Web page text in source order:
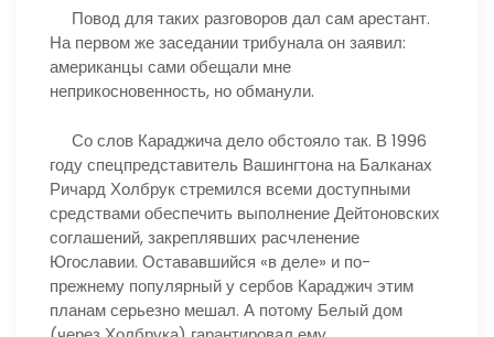
Повод для таких разговоров дал сам арестант.
На первом же заседании трибунала он заявил:
американцы сами обещали мне
неприкосновенность, но обманули.
Со слов Караджича дело обстояло так. В 1996
году спецпредставитель Вашингтона на Балканах
Ричард Холбрук стремился всеми доступными
средствами обеспечить выполнение Дейтоновских
соглашений, закреплявших расчленение
Югославии. Остававшийся «в деле» и по-
прежнему популярный у сербов Караджич этим
планам серьезно мешал. А потому Белый дом